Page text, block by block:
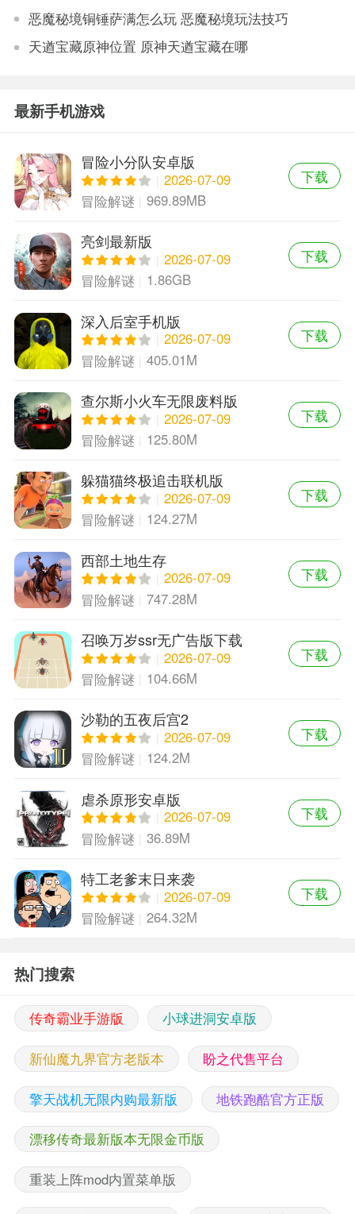
恶魔秘境铜锤萨满怎么玩 恶魔秘境玩法技巧
天遒宝藏原神位置 原神天遒宝藏在哪
最新手机游戏
冒险小分队安卓版
2026-07-09
冒险解谜
969.89MB
下载
亮剑最新版
2026-07-09
冒险解谜
1.86GB
下载
深入后室手机版
2026-07-09
冒险解谜
405.01M
下载
查尔斯小火车无限废料版
2026-07-09
冒险解谜
125.80M
下载
躲猫猫终极追击联机版
2026-07-09
冒险解谜
124.27M
下载
西部土地生存
2026-07-09
冒险解谜
747.28M
下载
召唤万岁ssr无广告版下载
2026-07-09
冒险解谜
104.66M
下载
沙勒的五夜后宫2
2026-07-09
冒险解谜
124.2M
下载
虐杀原形安卓版
2026-07-09
冒险解谜
36.89M
下载
特工老爹末日来袭
2026-07-09
冒险解谜
264.32M
下载
热门搜索
传奇霸业手游版 小球进洞安卓版
新仙魔九界官方老版本 盼之代售平台
擎天战机无限内购最新版 地铁跑酷官方正版
漂移传奇最新版本无限金币版
重装上阵mod内置菜单版